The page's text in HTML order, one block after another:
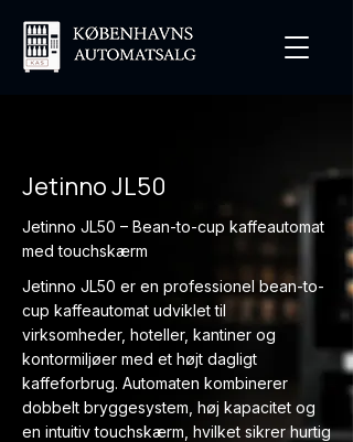
Jetinno JL50
Jetinno JL50 – Bean-to-cup kaffeautomat
med touchskærm
Jetinno JL50 er en professionel bean-to-
cup kaffeautomat udviklet til
virksomheder, hoteller, kantiner og
kontormiljøer med et højt dagligt
kaffeforbrug. Automaten kombinerer
dobbelt bryggesystem, høj kapacitet og
en intuitiv touchskærm, hvilket sikrer hurtig